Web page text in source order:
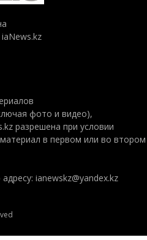
фото и видео),
разрешена при условии
в первом или во втором
ianewskz@yandex.kz